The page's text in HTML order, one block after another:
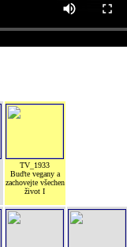
TV_1933
Buďte vegany a
zachovejte všechen
život I